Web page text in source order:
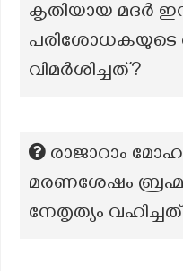
കൃതിയായ മദർ
പരിശോധകയുടെ
വിമർശിച്ചത്?
രാജാറാം
മരണശേഷം
നേതൃത്യം